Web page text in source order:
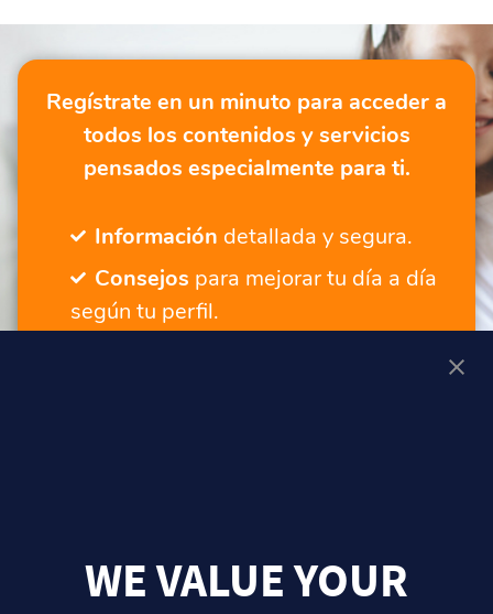
Regístrate en un minuto para acceder a
todos los contenidos y servicios
pensados especialmente para ti.
Información detallada y segura.
Consejos para mejorar tu día a día
según tu perfil.
WE VALUE YOUR